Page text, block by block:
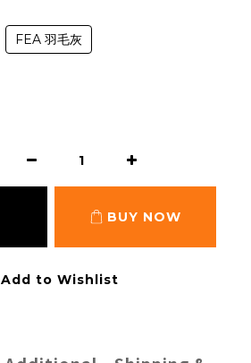
FEA 羽毛灰
BUY NOW
Add to Wishlist